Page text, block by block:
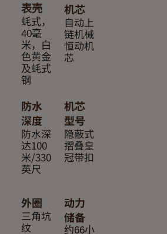
机芯
自动上
链机械
恒动机
芯
表壳
蚝式，
40毫
米，白
色黄金
及蚝式
钢
机芯
型号
隐蔽式
摺叠皇
冠带扣
外圈
三角坑
纹
动力
储备
约66小
防水
深度
防水深
达100
米/330
英尺